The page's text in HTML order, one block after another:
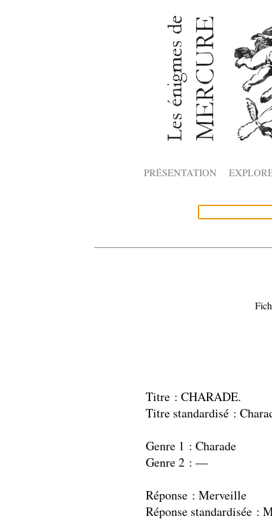
PRÉSENTATION
Titre : CHARADE.
Titre standardisé :
Genre 1 : Charade
Genre 2 : —
Réponse : Merveille
Réponse standardisée :